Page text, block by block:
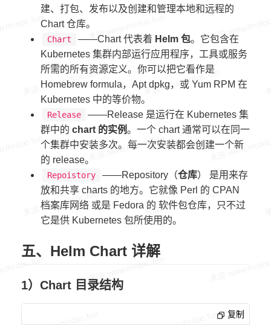
建、打包、发布以及创建和管理本地和远程的
Chart 仓库。
Chart ——Chart 代表着 Helm 包。它包含在
Kubernetes 集群内部运行应用程序，工具或服务
所需的所有资源定义。你可以把它看作是
Homebrew formula，Apt dpkg，或 Yum RPM 在
Kubernetes 中的等价物。
Release
——Release 是运行在 Kubernetes 集
群中的 chart 的实例。一个 chart 通常可以在同一
个集群中安装多次。每一次安装都会创建一个新
的 release。
Repoistory ——Repository（仓库） 是用来存
放和共享 charts 的地方。它就像 Perl 的 CPAN
档案库网络 或是 Fedora 的 软件包仓库，只不过
它是供 Kubernetes 包所使用的。
五、Helm Chart 详解
1）Chart 目录结构
复制